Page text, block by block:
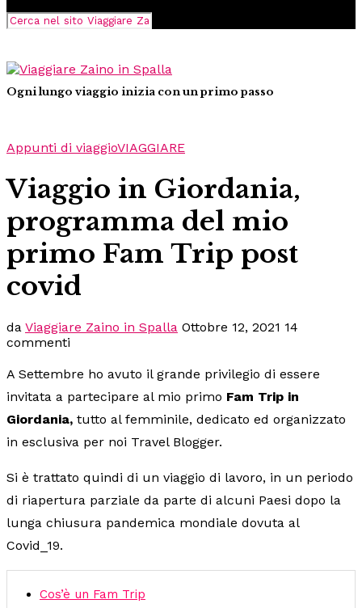
Ogni lungo viaggio inizia con un primo passo
Appunti di viaggioVIAGGIARE
Viaggio in Giordania,
programma del mio
primo Fam Trip post
covid
da Viaggiare Zaino in Spalla Ottobre 12, 2021 14
commenti
A Settembre ho avuto il grande privilegio di essere
invitata a partecipare al mio primo Fam Trip in
Giordania, tutto al femminile, dedicato ed organizzato
in esclusiva per noi Travel Blogger.
Si è trattato quindi di un viaggio di lavoro, in un periodo
di riapertura parziale da parte di alcuni Paesi dopo la
lunga chiusura pandemica mondiale dovuta al
Covid_19.
Cos’è un Fam Trip